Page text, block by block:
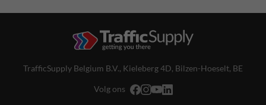
TrafficSupply Belgium B.V., Kieleberg 4D, Bilzen-Hoeselt, BE
Volg ons